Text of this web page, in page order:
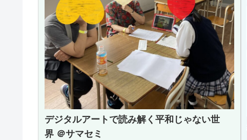
デジタルアートで読み解く平和じゃない世
界 ＠サマセミ